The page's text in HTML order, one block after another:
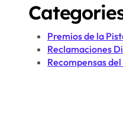
Premios de la
Reclamaciones
Recompensas